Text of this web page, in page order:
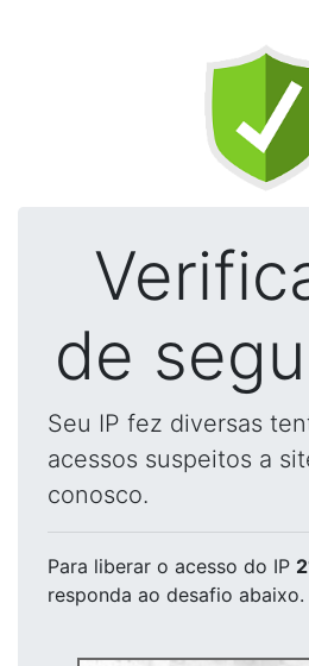
de
Seu IP fez diversas
acessos suspeitos a
conosco.
Para liberar o acesso do IP
responda ao desafio abaixo.